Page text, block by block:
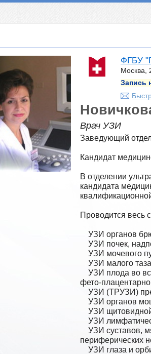
ФГБУ
Москва,
Запись
Врач УЗИ
Заведующий
Кандидат
В отделении
кандидата
Проводится весь
фето-
периферических